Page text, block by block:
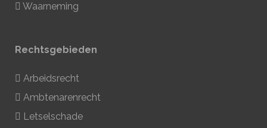
Waarneming
Rechtsgebieden
Arbeidsrecht
Ambtenarenrecht
Letselschade